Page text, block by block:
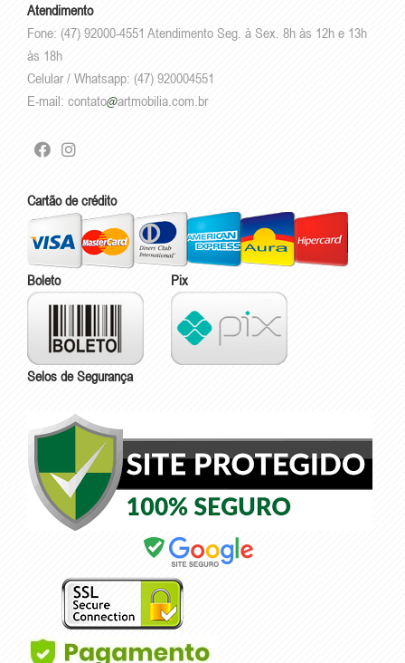
Atendimento
Fone: (47) 92000-4551 Atendimento Seg. à Sex. 8h às 12h e 13h
às 18h
Celular / Whatsapp: (47) 920004551
E-mail: contato artmobilia.com.br
Cartão de crédito
Boleto Pix
Selos de Segurança